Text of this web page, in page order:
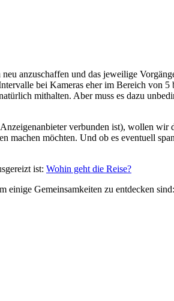
anzuschaffen und das jeweilige
bei Kameras eher im Bereich von 5
mithalten. Aber muss es dazu
verbunden ist), wollen
möchten. Und ob es eventuell
ist: Wohin geht die Reise?
einige Gemeinsamkeiten zu entdecken sind: